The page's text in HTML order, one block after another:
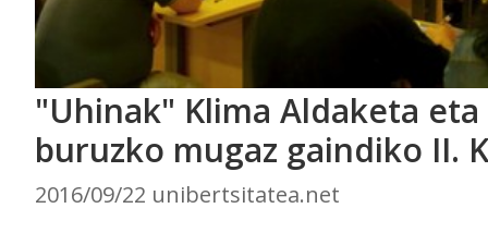
"Uhinak" Klima Aldaketa
buruzko mugaz gaindiko II.
2016/09/22 unibertsitatea.net